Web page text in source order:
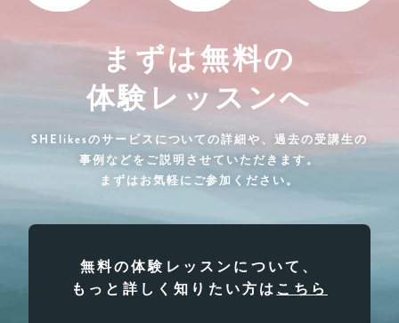
まずは無料の
体験レッスンへ
SHElikesのサービスについての詳細や、過去の受講生の
事例などをご説明させていただきます。
まずはお気軽にご参加ください。
無料の体験レッスンについて、
もっと詳しく知りたい方は こちら